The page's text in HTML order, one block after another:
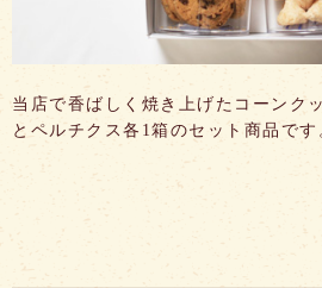
当店で香ばしく焼き上げたコーンク
とペルチクス各1箱のセット商品です